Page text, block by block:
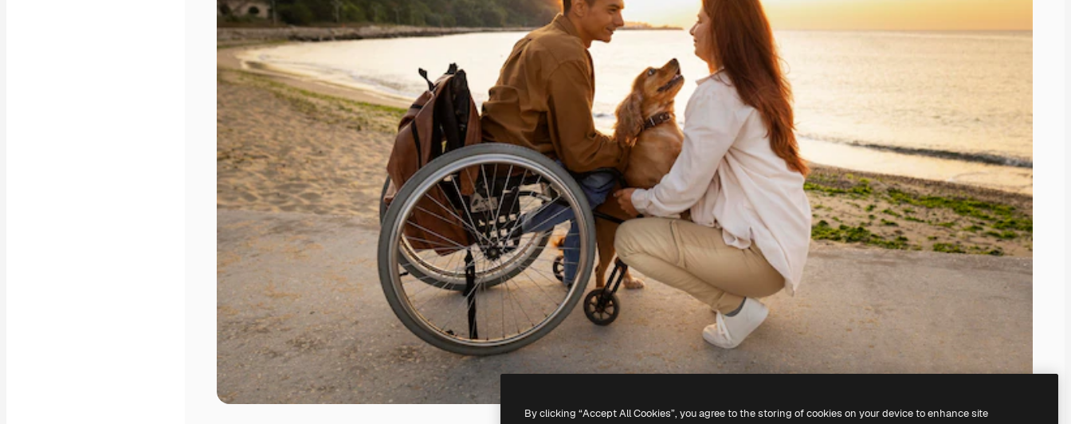
By clicking “Accept All Cookies”, you agree to the storing of cookies on your device to enhance site